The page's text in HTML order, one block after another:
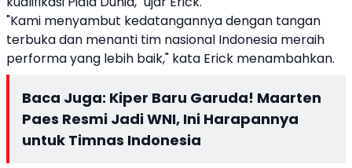
"Kami menyambut kedatangannya dengan tangan
terbuka dan menanti tim nasional Indonesia meraih
performa yang lebih baik," kata Erick menambahkan.
Baca Juga: Kiper Baru Garuda! Maarten
Paes Resmi Jadi WNI, Ini Harapannya
untuk Timnas Indonesia